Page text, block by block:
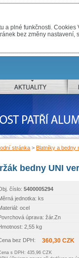
AKTUALITY
stránka > Blatníky a bedny
bedny UNI
číslo: 5400005294
jednotka: ks
ocel
úprava: žár.Zn
2,55 kg
bez DPH: 360,30 CZK
s DPH: 435,96 CZK
a plné funkčnosti.
bez změny